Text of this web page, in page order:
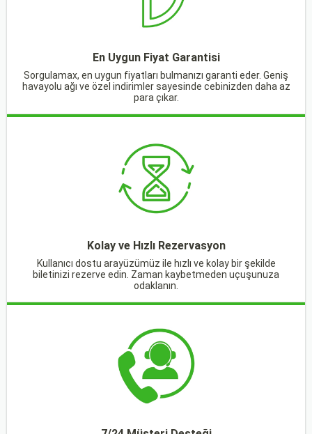
En Uygun Fiyat Garantisi
Sorgulamax, en uygun fiyatları bulmanızı garanti eder. Geniş
havayolu ağı ve özel indirimler sayesinde cebinizden daha az
para çıkar.
Kolay ve Hızlı Rezervasyon
Kullanıcı dostu arayüzümüz ile hızlı ve kolay bir şekilde
biletinizi rezerve edin. Zaman kaybetmeden uçuşunuza
odaklanın.